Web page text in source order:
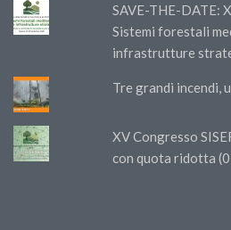
SAVE-THE-DATE:
Sistemi forestali
infrastrutture
Tre grandi incendi,
XV Congresso
con quota ridotta